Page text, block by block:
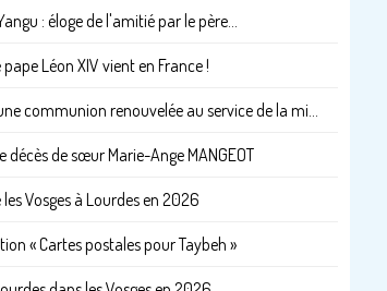
: éloge de l'amitié par le père...
pape Léon XIV vient en France !
communion renouvelée au service de la mi...
décès de sœur Marie-Ange MANGEOT
Vosges à Lourdes en 2026
« Cartes postales pour Taybeh »